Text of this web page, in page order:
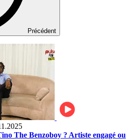
Précédent
The Benzoboy ? Artiste engagé ou